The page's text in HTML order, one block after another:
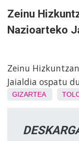
Zeinu
Nazioarteko
Zeinu
Jaialdia ospatu
GIZARTEA